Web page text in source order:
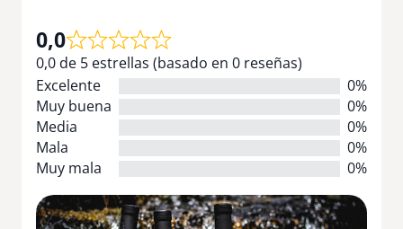
0,0
0,0 de 5 estrellas (basado en 0 reseñas)
Excelente
0%
Muy buena
0%
Media
0%
Mala
0%
Muy mala
0%